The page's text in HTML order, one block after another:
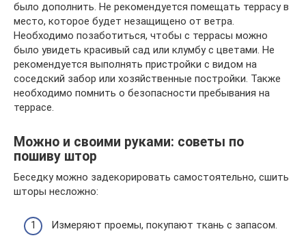
было дополнить. Не рекомендуется помещать террасу в
место, которое будет незащищено от ветра.
Необходимо позаботиться, чтобы с террасы можно
было увидеть красивый сад или клумбу с цветами. Не
рекомендуется выполнять пристройки с видом на
соседский забор или хозяйственные постройки. Также
необходимо помнить о безопасности пребывания на
террасе.
Можно и своими руками: советы по
пошиву штор
Беседку можно задекорировать самостоятельно, сшить
шторы несложно:
Измеряют проемы, покупают ткань с запасом.